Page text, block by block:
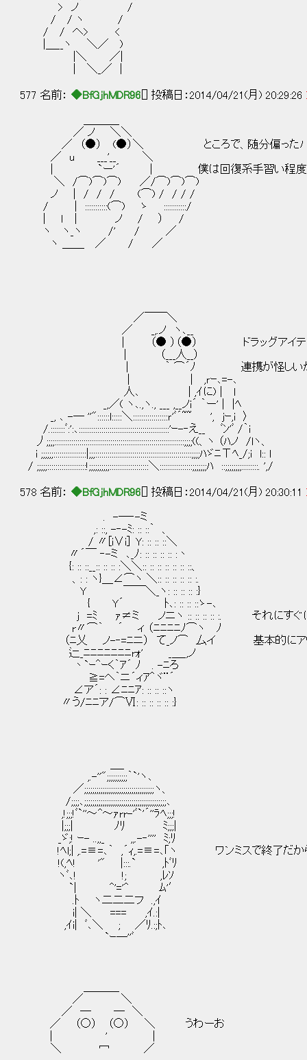
> ノ /
/ / ヽ /
/ / へ> <
|＿__ヽ ＼／ )
|＼ ／|
| ＼_／ |
577 名前： ◆BfGjhMDR96 [] 投稿日：2014/04/21(月) 20:29:26
／ ノ ＼＼
／ （●） (●）＼ ところで、随分偏ったパー
／ u ___'__ ＼
| `ー'´ | 僕は回復系手習い程度にしかでき
＼ /⌒)⌒)⌒) ／/⌒)⌒)⌒)
ノ | / / / (⌒) / / / /
/ | :::::::::::(⌒) ゝ :::::::::::/
| ｌ | ノ / ） /
ヽ ヽ_ヽ /' / ／
ヽ ＿＿ ／ / ／
／￣￣＼
／ _,.ノ ヽ､__
| （● ）（●） ドラッグアイテムで自
| （___人__）
| ｀ ⌒´ﾉ 連携が怪しいからそっち
| | ,ｒｰ､=-､
人､ | ,ｲに) | l
_,／( ヽ､.,ヽ., ___ ,__ノi´ ｀ー' | |ﾍ
_, ､ -― ''"::::::l:::::＼:::::::::::::::::ｒ'ﾞ´~~ ', jｰ,i 〉
/.:::::::ﾞ:':､::::::::::::::::::::::::::::::::::::::::::::'ｰ-‐え__ ﾞﾝ'ﾞ /｀i
丿;;;;:::::::::::::::::::::::::::::::::::::::::::::::::::::::::::::::;;;;((、ヽ （ﾊノ /lヽ、
i ;;;;;;::::::::::::::::|;;;:::::::::::::::::::::::::::::::::::::::::::::::;;;;ﾊゞﾆΤﾍ_/;i l:: l
/ ;;;;;:::::::::::::::::::!;;;;;;;;;;:::::::::::::::::::＼::::::::::::::::;;;;;;;ﾊ ::;;;;;;;;::::::::. ',/
578 名前： ◆BfGjhMDR96 [] 投稿日：2014/04/21(月) 20:30:11
. -―‐-ミ
,: ::, -‐-ﾐ: :: ::｀ 、
/ 〃[i∨i］ Y: :: :: ::＼
〃´￣ ‐-ミ ､_ﾉ: :: :: :: :: :丶
{: :: ::__:: :: :: :＼＼:: :: :: :: :: :: ::、
、: : ヽ}＿∠⌒ヽ ＼:: :: :: :: :: :.
Y ￣￣＼_ヽ: :: :: :: :}
{ Y´ ﾄ､: :: :: ::ゝ-､
j =ﾐ ｧ≠ミ ノニヽ :: :: :: :: :. それにすぐに回復し
r〃⌒｀ ´ ィ （ﾆﾆﾆﾆﾉ⌒ヽ ﾉ
（ﾆ乂 ノ-‐=ﾆニ） て_ノ⌒ 厶イ 基本的にアウ
辷_ﾆﾆﾆﾆﾆﾆﾆrｫ' _＿_,ノ
丶`ｰ＾ｰく｀ｱ´ ﾉ . -ﾆろ
≧=ヘ｀ニ´ィｱ＾ヾ¨´
∠ア´: : ∠ﾆﾆｱ: :: :: ::ヽ
〃う/ﾆﾆア/⌒Ⅵ: :: :: :: :: :}
,.-''";;;;;;;;;;｀`'ヽ､
／;;;;;;;;;;;;;;;;;;;;;;;;;;;;;;;;;;ヽ、
/;;;;､;;;;;;;;;;;;;;;;;;;;;;;;;;;;;;;;;;;;;;;;､
,!;;;!ﾞ`''～^～ｧrr-'ﾞ`'´''ﾗﾍ;;;!
|;;;| ﾉﾘ ﾐ;;;|
_ゞ;! ｰ- ..,,_ ,,.-‐'''' ﾐ;ﾘ
!ﾍl;| ,.=≡=､｀ ,´ｨ,.=≡=､｢ヽ ワンミスで終了だからな
!(,ﾍ! '" |:::.` ,ﾄﾞﾘ
ヽﾞ､! !; ,ﾚｿ
`| ^'='^ ﾑ'′
.ﾄ ヽ二二二フ .,ｲ
i| ＼ === ,ｲ.:|
,ｲi| ﾞ､＼ ; ／ﾘ.:;ﾄ､
`ｰ─''ﾞ
／ ＼
／ ― ― ＼
／ （○） （○） ＼ うわーお
| ' |
＼ 冖 ／